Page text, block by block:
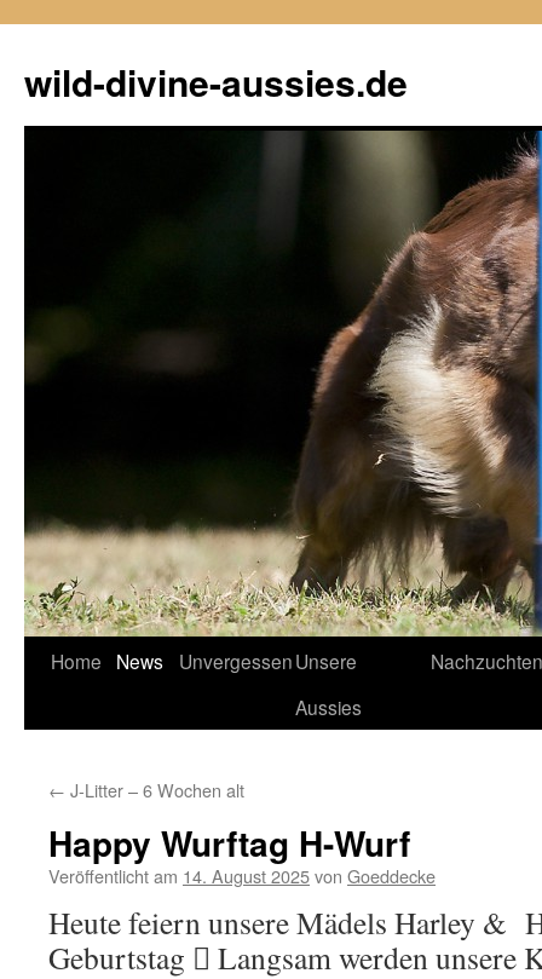
springen
wild-divine-aussies.de
Home News UnvergessenUnsere
Aussies
Nachzuchten
← J-Litter – 6 Wochen alt
Happy Wurftag H-Wurf
Veröffentlicht am 14. August 2025von Goeddecke
Heute feiern unsere Mädels Harley &
Geburtstag  Langsam werden unsere